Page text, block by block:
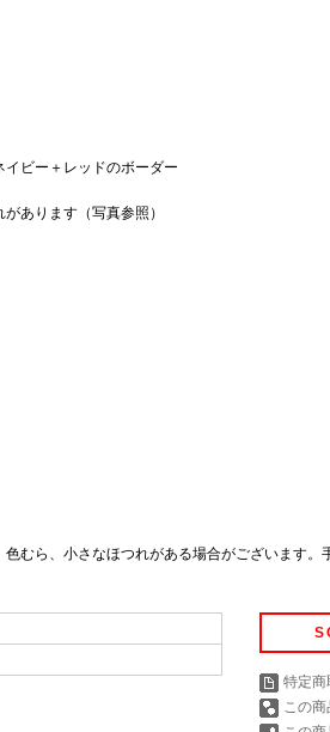
ビー＋レッドのボーダー
あります（写真参照）
むら、小さなほつれがある場合がございます。
特定商
この